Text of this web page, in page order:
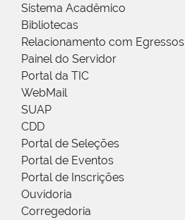
Sistema Acadêmico
Bibliotecas
Relacionamento com Egressos
Painel do Servidor
Portal da TIC
WebMail
SUAP
CDD
Portal de Seleções
Portal de Eventos
Portal de Inscrições
Ouvidoria
Corregedoria